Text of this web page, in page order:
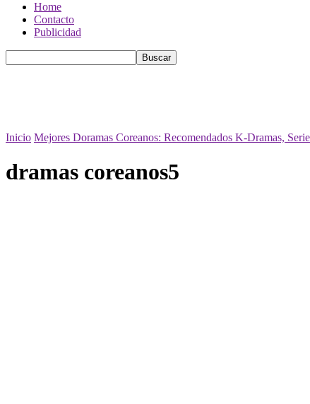
Home
Contacto
Publicidad
Inicio Mejores Doramas Coreanos: Recomendados K-Dramas,
dramas coreanos5